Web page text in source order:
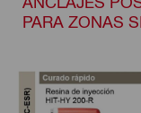
PARA ZONAS